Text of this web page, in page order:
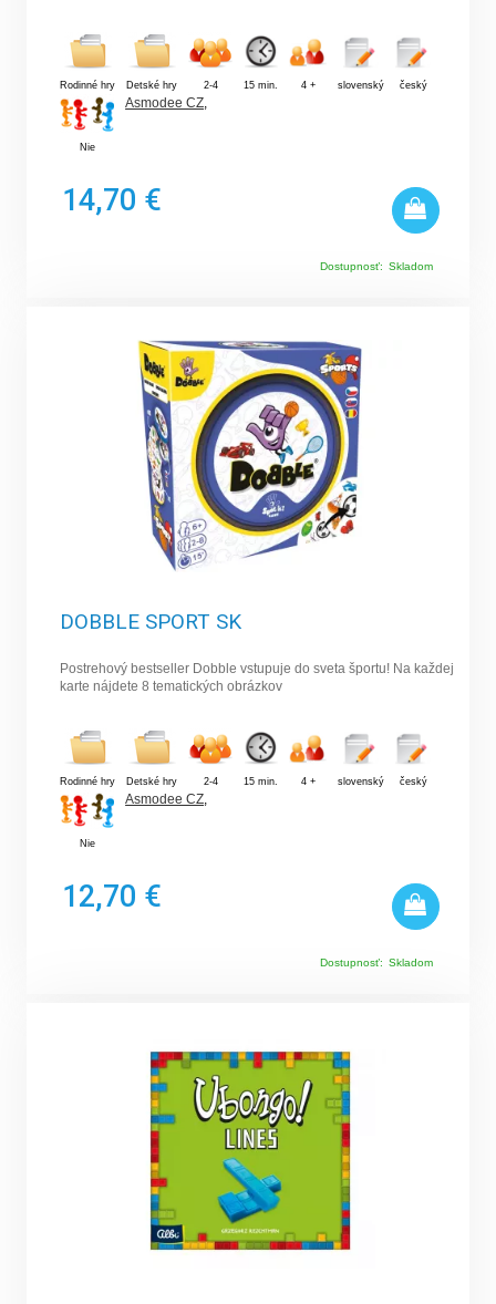
Rodinné hry Detské hry 2-4 15 min. 4 + slovenský český
Nie
Asmodee CZ,
14,70 €
Dostupnosť: Skladom
DOBBLE SPORT SK
Postrehový bestseller Dobble vstupuje do sveta športu! Na každej
karte nájdete 8 tematických obrázkov
Rodinné hry Detské hry 2-4 15 min. 4 + slovenský český
Nie
Asmodee CZ,
12,70 €
Dostupnosť: Skladom